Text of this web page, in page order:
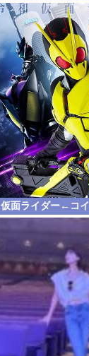
仮面ライダー←コ